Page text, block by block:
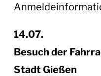
14.07.
Besuch der
Stadt Gießen